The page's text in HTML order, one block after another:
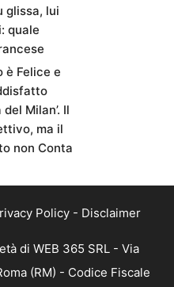
glissa, lui
quale
è Felice e
Milan’. Il
ma il
non Conta
Policy - Disclaimer
di WEB 365 SRL - Via
(RM) - Codice Fiscale